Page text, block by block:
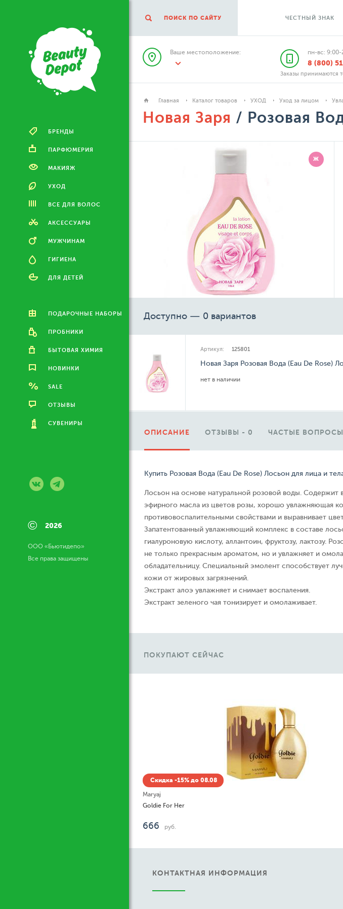
БРЕНДЫ
ПАРФЮМЕРИЯ
МАКИЯЖ
УХОД
ВСЕ ДЛЯ ВОЛОС
АКСЕССУАРЫ
МУЖЧИНАМ
ГИГИЕНА
ДЛЯ ДЕТЕЙ
ПОДАРОЧНЫЕ НАБОРЫ
ПРОБНИКИ
БЫТОВАЯ ХИМИЯ
НОВИНКИ
SALE
ОТЗЫВЫ
СУВЕНИРЫ
© 2026
ООО «Бьютидепо»
Все права защищены
ПОИСК ПО САЙТУ ЧЕСТНЫЙ ЗНАК
Ваше местоположение: пн-вс: 9:00-
8 (800)
Заказы принимаются
Главная Каталог товаров УХОД Уход за лицом
Новая Заря / Розовая
Ж
Доступно — 0 вариантов
Артикул: 125801
Новая Заря Розовая Вода (Eau De Rose)
нет в наличии
ОПИСАНИЕ ОТЗЫВЫ - 0 ЧАСТЫЕ ВОПРОСЫ
Купить Розовая Вода (Eau De Rose) Лосьон для лица и
Лосьон на основе натуральной розовой воды. Содержит
эфирного масла из цветов розы, хорошо увлажняющая
противовоспалительными свойствами и выравнивает
Запатентованный увлажняющий комплекс в составе
гиалуроновую кислоту, аллантоин, фруктозу, лактозу.
не только прекрасным ароматом, но и увлажняет и
обладательницу. Специальный эмолент способствует
кожи от жировых загрязнений.
Экстракт алоэ увлажняет и снимает воспаления.
Экстракт зеленого чая тонизирует и омолаживает.
ПОКУПАЮТ СЕЙЧАС
Скидка -15% до 08.08
Maryaj
Goldie For Her
666 руб.
КОНТАКТНАЯ ИНФОРМАЦИЯ